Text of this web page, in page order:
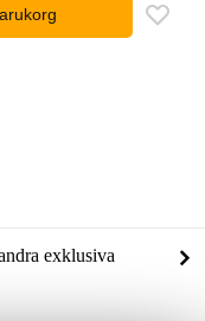
exklusiva